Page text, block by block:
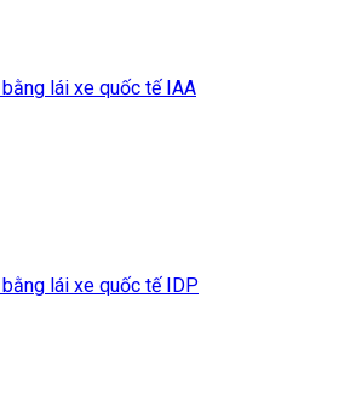
lái xe quốc tế IAA
lái xe quốc tế IDP